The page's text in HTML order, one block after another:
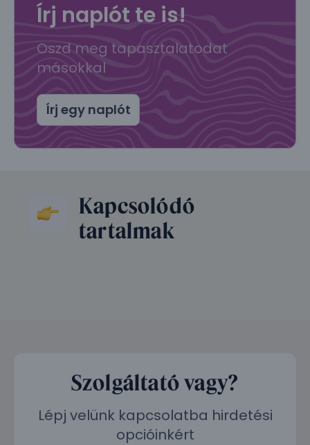
Írj naplót te is!
Oszd meg tapasztalatodat
másokkal
Írj egy naplót
Kapcsolódó
tartalmak
Szolgáltató vagy?
Lépj velünk kapcsolatba hirdetési
opcióinkért